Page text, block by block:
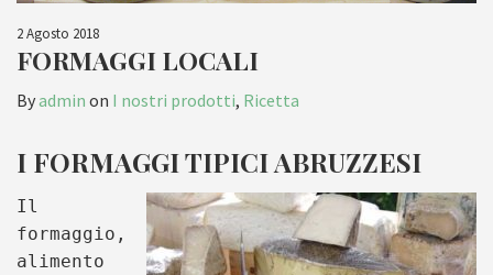
2 Agosto 2018
FORMAGGI LOCALI
Byadmin on I nostri prodotti, Ricetta
I FORMAGGI TIPICI ABRUZZESI
Il
formaggio,
alimento